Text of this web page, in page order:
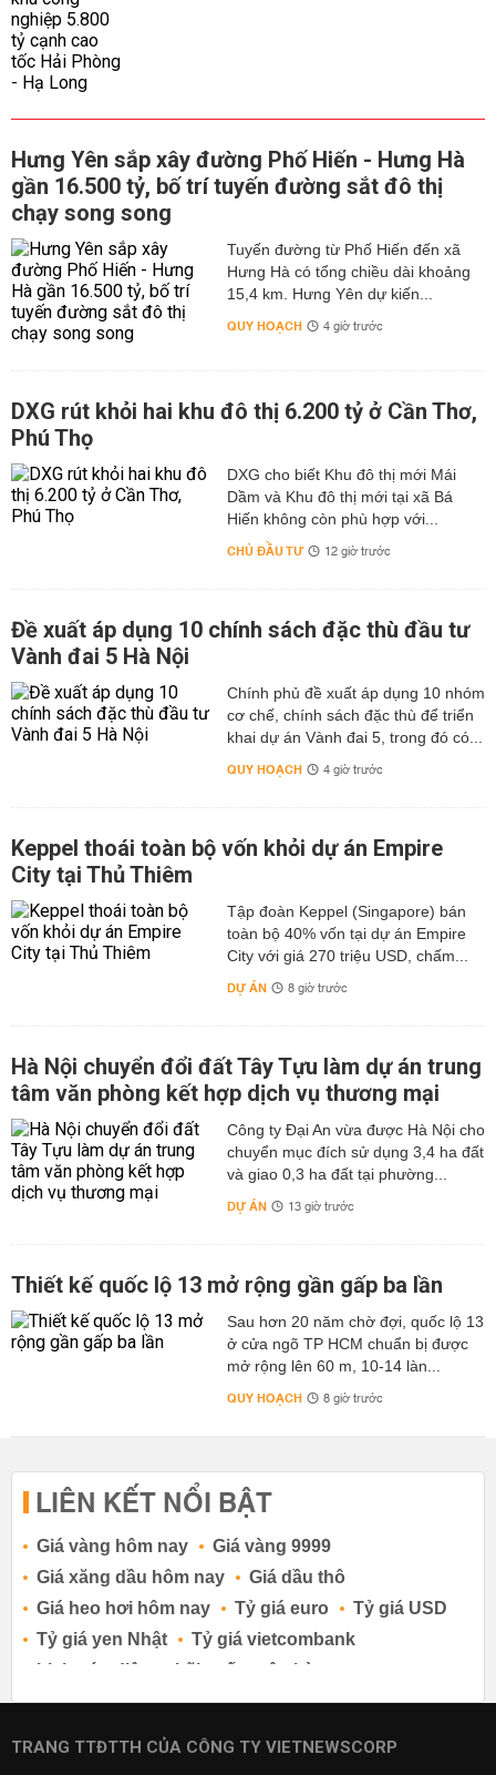
Hưng Yên sắp xây đường Phố Hiến - Hưng Hà
gần 16.500 tỷ, bố trí tuyến đường sắt đô thị
chạy song song
Tuyến đường từ Phố Hiến đến xã
Hưng Hà có tổng chiều dài khoảng
15,4 km. Hưng Yên dự kiến...
QUY HOẠCH 4 giờ trước
DXG rút khỏi hai khu đô thị 6.200 tỷ ở Cần Thơ,
Phú Thọ
DXG cho biết Khu đô thị mới Mái
Dầm và Khu đô thị mới tại xã Bá
Hiến không còn phù hợp với...
CHỦ ĐẦU TƯ 12 giờ trước
Đề xuất áp dụng 10 chính sách đặc thù đầu tư
Vành đai 5 Hà Nội
Chính phủ đề xuất áp dụng 10 nhóm
cơ chế, chính sách đặc thù để triển
khai dự án Vành đai 5, trong đó có...
QUY HOẠCH 4 giờ trước
Keppel thoái toàn bộ vốn khỏi dự án Empire
City tại Thủ Thiêm
Tập đoàn Keppel (Singapore) bán
toàn bộ 40% vốn tại dự án Empire
City với giá 270 triệu USD, chấm...
DỰ ÁN 8 giờ trước
Hà Nội chuyển đổi đất Tây Tựu làm dự án trung
tâm văn phòng kết hợp dịch vụ thương mại
Công ty Đại An vừa được Hà Nội cho
chuyển mục đích sử dụng 3,4 ha đất
và giao 0,3 ha đất tại phường...
DỰ ÁN 13 giờ trước
Thiết kế quốc lộ 13 mở rộng gần gấp ba lần
Sau hơn 20 năm chờ đợi, quốc lộ 13
ở cửa ngõ TP HCM chuẩn bị được
mở rộng lên 60 m, 10-14 làn...
QUY HOẠCH 8 giờ trước
LIÊN KẾT NỔI BẬT
Giá vàng hôm nay
Giá vàng 9999
Giá xăng dầu hôm nay
Giá dầu thô
Giá heo hơi hôm nay
Tỷ giá euro
Tỷ giá USD
Tỷ giá yen Nhật
Tỷ giá vietcombank
Lịch cúp điện
Lãi suất ngân hàng
Lãi suất tiết kiệm
Lãi suất tiền gửi
Lãi suất ngân hàng Agribank
TRANG TTĐTTH CỦA CÔNG TY VIETNEWSCORP